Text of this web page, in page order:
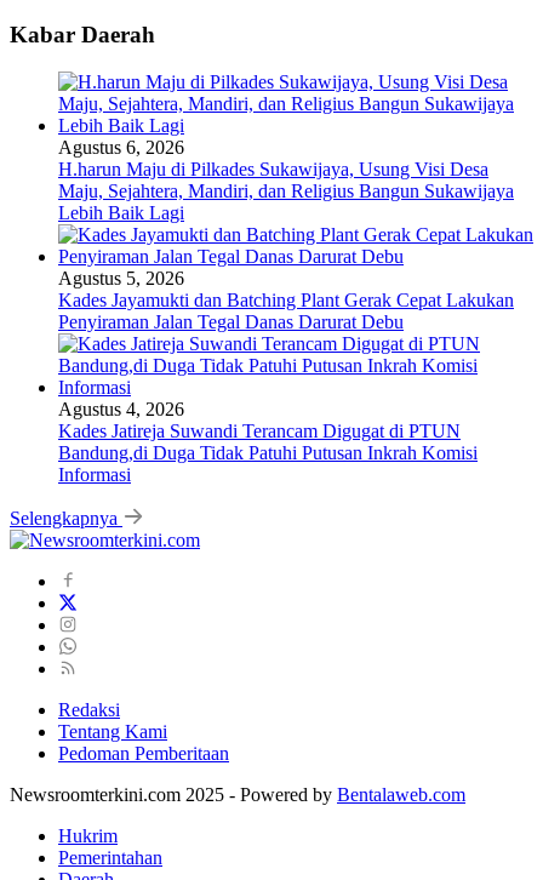
Kabar Daerah
Agustus 6, 2026
H.harun Maju di Pilkades Sukawijaya, Usung Visi Desa
Maju, Sejahtera, Mandiri, dan Religius Bangun Sukawijaya
Lebih Baik Lagi
Agustus 5, 2026
Kades Jayamukti dan Batching Plant Gerak Cepat Lakukan
Penyiraman Jalan Tegal Danas Darurat Debu
Agustus 4, 2026
Kades Jatireja Suwandi Terancam Digugat di PTUN
Bandung,di Duga Tidak Patuhi Putusan Inkrah Komisi
Informasi
Selengkapnya
Redaksi
Tentang Kami
Pedoman Pemberitaan
Newsroomterkini.com 2025 - Powered by Bentalaweb.com
Hukrim
Pemerintahan